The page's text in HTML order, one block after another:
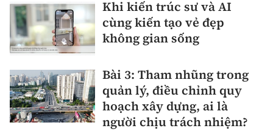
Khi kiến trúc sư và AI
cùng kiến tạo vẻ đẹp
không gian sống
Bài 3: Tham nhũng trong
quản lý, điều chỉnh quy
hoạch xây dựng, ai là
người chịu trách nhiệm?